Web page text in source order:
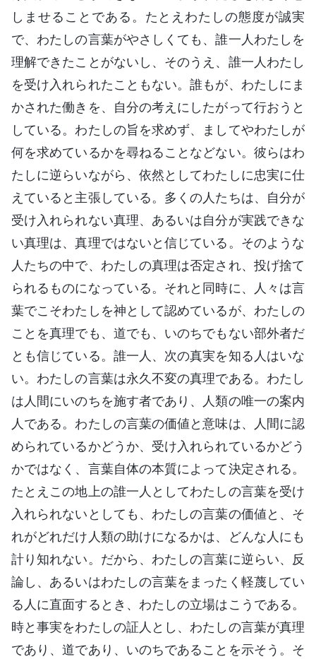
しませることである。たとえわたしの態度が誠実
で、わたしの言葉がやさしくても、誰一人わたしを
理解できたことがないし、そのうえ、誰一人わたし
を受け入れられたこともない。誰もが、わたしにま
かされた働きを、自分の考えにしたがって行おうと
している。わたしの旨を求めず、ましてやわたしが
何を求めているかを尋ねることなどない。彼らはわ
たしに逆らいながら、依然としてわたしに忠実に仕
えていると主張している。多くの人たちは、自分が
受け入れられない真理、あるいは自分が実践できな
い真理は、真理ではないと信じている。そのような
人たちの中で、わたしの真理は否定され、投げ捨て
られるものになっている。それと同時に、人々は言
葉でこそわたしを神として認めているが、わたしの
ことを真理でも、道でも、いのちでもない部外者だ
とも信じている。誰一人、次の真実を知る人はいな
い。わたしの言葉は永久不変の真理である。わたし
は人間にいのちを施す者であり、人類の唯一の案内
人である。わたしの言葉の価値と意味は、人間に認
められているかどうか、受け入れられているかどう
かではなく、言葉自体の本質によって決定される。
たとえこの地上の誰一人としてわたしの言葉を受け
入れられないとしても、わたしの言葉の価値と、そ
れがどれだけ人類の助けになるかは、どんな人にも
計り知れない。だから、わたしの言葉に逆らい、反
論し、あるいはわたしの言葉をまったく軽蔑してい
る人に直面するとき、わたしの立場はこうである。
時と事実をわたしの証人とし、わたしの言葉が真理
であり、道であり、いのちであることを示そう。そ